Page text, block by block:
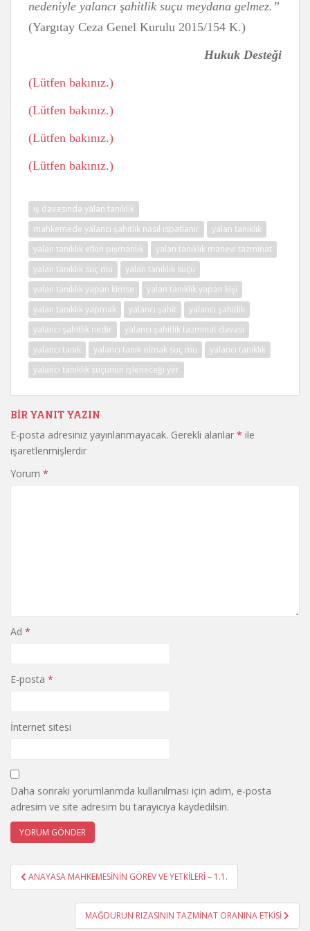
nedeniyle yalancı şahitlik suçu meydana gelmez.”
(Yargıtay Ceza Genel Kurulu 2015/154 K.)
Hukuk Desteği
(Lütfen bakınız.)
(Lütfen bakınız.)
(Lütfen bakınız.)
(Lütfen bakınız.)
iş davasında yalan tanıklık
mahkemede yalancı şahitlik nasıl ispatlanır
yalan tanıklık
yalan tanıklık etkin pişmanlık
yalan tanıklık manevi tazminat
yalan tanıklık suç mu
yalan tanıklık suçu
yalan tanıklık yapan kimse
yalan tanıklık yapan kişi
yalan tanıklık yapmak
yalancı şahit
yalancı şahitlik
yalancı şahitlik nedir
yalancı şahitlik tazminat davası
yalancı tanık
yalancı tanık olmak suç mu
yalancı tanıklık
yalancı tanıklık suçunun işleneceği yer
BIR YANIT YAZIN
E-posta adresiniz yayınlanmayacak. Gerekli alanlar * ile
işaretlenmişlerdir
Yorum *
Ad *
E-posta *
İnternet sitesi
Daha sonraki yorumlarımda kullanılması için adım, e-posta
adresim ve site adresim bu tarayıcıya kaydedilsin.
Yazı
gezinmesi
ANAYASA MAHKEMESİNİN GÖREV VE YETKİLERİ – 1.1.
MAĞDURUN RIZASININ TAZMİNAT ORANINA ETKİSİ